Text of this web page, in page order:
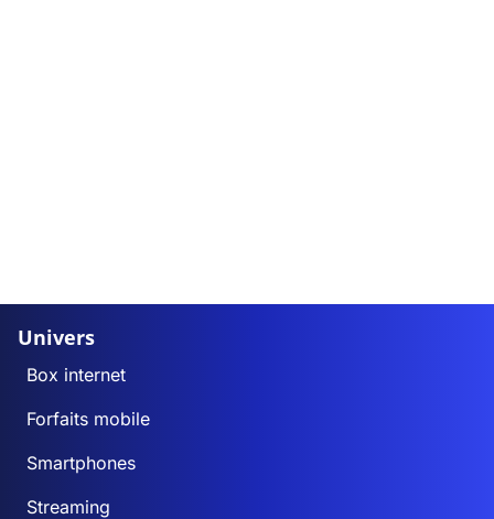
Univers
Box internet
Forfaits mobile
Smartphones
Streaming